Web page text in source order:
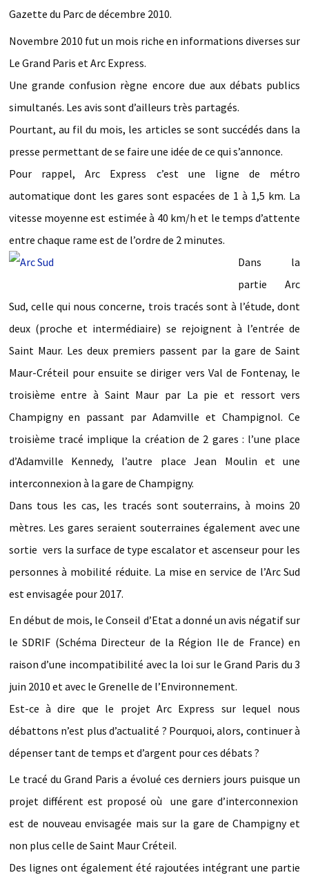
Gazette du Parc de décembre 2010.
Novembre 2010 fut un mois riche en informations diverses sur
Le Grand Paris et Arc Express.
Une grande confusion règne encore due aux débats publics
simultanés. Les avis sont d’ailleurs très partagés.
Pourtant, au fil du mois, les articles se sont succédés dans la
presse permettant de se faire une idée de ce qui s’annonce.
Pour rappel, Arc Express c’est une ligne de métro
automatique dont les gares sont espacées de 1 à 1,5 km. La
vitesse moyenne est estimée à 40 km/h et le temps d’attente
entre chaque rame est de l’ordre de 2 minutes.
Dans la
partie Arc
Sud, celle qui nous concerne, trois tracés sont à l’étude, dont
deux (proche et intermédiaire) se rejoignent à l’entrée de
Saint Maur. Les deux premiers passent par la gare de Saint
Maur-Créteil pour ensuite se diriger vers Val de Fontenay, le
troisième entre à Saint Maur par La pie et ressort vers
Champigny en passant par Adamville et Champignol. Ce
troisième tracé implique la création de 2 gares : l’une place
d’Adamville Kennedy, l’autre place Jean Moulin et une
interconnexion à la gare de Champigny.
Dans tous les cas, les tracés sont souterrains, à moins 20
mètres. Les gares seraient souterraines également avec une
sortie vers la surface de type escalator et ascenseur pour les
personnes à mobilité réduite. La mise en service de l’Arc Sud
est envisagée pour 2017.
En début de mois, le Conseil d’Etat a donné un avis négatif sur
le SDRIF (Schéma Directeur de la Région Ile de France) en
raison d’une incompatibilité avec la loi sur le Grand Paris du 3
juin 2010 et avec le Grenelle de l’Environnement.
Est-ce à dire que le projet Arc Express sur lequel nous
débattons n’est plus d’actualité ? Pourquoi, alors, continuer à
dépenser tant de temps et d’argent pour ces débats ?
Le tracé du Grand Paris a évolué ces derniers jours puisque un
projet différent est proposé où une gare d’interconnexion
est de nouveau envisagée mais sur la gare de Champigny et
non plus celle de Saint Maur Créteil.
Des lignes ont également été rajoutées intégrant une partie